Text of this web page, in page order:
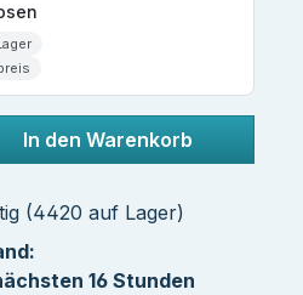
In den Warenkorb
(4420 auf Lager)
16 Stunden